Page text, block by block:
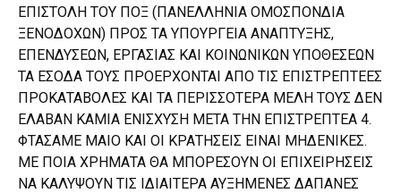
ΕΠΙΣΤΟΛΗ ΤΟΥ ΠΟΞ (ΠΑΝΕΛΛΗΝΙΑ ΟΜΟΣΠΟΝΔΙΑ
ΞΕΝΟΔΟΧΩΝ) ΠΡΟΣ ΤΑ ΥΠΟΥΡΓΕΙΑ ΑΝΑΠΤΥΞΗΣ,
ΕΠΕΝΔΥΣΕΩΝ, ΕΡΓΑΣΙΑΣ ΚΑΙ ΚΟΙΝΩΝΙΚΩΝ ΥΠΟΘΕΣΕΩΝ
ΤΑ ΕΣΟΔΑ ΤΟΥΣ ΠΡΟΕΡΧΟΝΤΑΙ ΑΠΟ ΤΙΣ ΕΠΙΣΤΡΕΠΤΕΕΣ
ΠΡΟΚΑΤΑΒΟΛΕΣ ΚΑΙ ΤΑ ΠΕΡΙΣΣΟΤΕΡΑ ΜΕΛΗ ΤΟΥΣ ΔΕΝ
ΕΛΑΒΑΝ ΚΑΜΙΑ ΕΝΙΣΧΥΣΗ ΜΕΤΑ ΤΗΝ ΕΠΙΣΤΡΕΠΤΕΑ 4.
ΦΤΑΣΑΜΕ ΜΑΙΟ ΚΑΙ ΟΙ ΚΡΑΤΗΣΕΙΣ ΕΙΝΑΙ ΜΗΔΕΝΙΚΕΣ.
ΜΕ ΠΟΙΑ ΧΡΗΜΑΤΑ ΘΑ ΜΠΟΡΕΣΟΥΝ ΟΙ ΕΠΙΧΕΙΡΗΣΕΙΣ
ΝΑ ΚΑΛΥΨΟΥΝ ΤΙΣ ΙΔΙΑΙΤΕΡΑ ΑΥΞΗΜΕΝΕΣ ΔΑΠΑΝΕΣ